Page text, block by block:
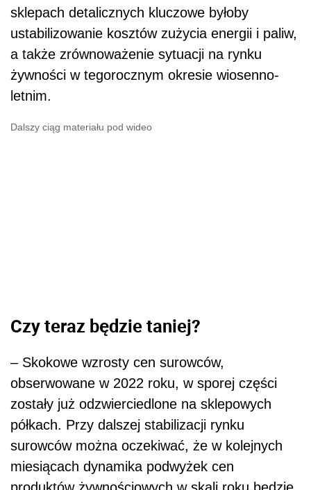
sklepach detalicznych kluczowe byłoby
ustabilizowanie kosztów zużycia energii i paliw,
a także zrównoważenie sytuacji na rynku
żywności w tegorocznym okresie wiosenno-
letnim.
Dalszy ciąg materiału pod wideo
Czy teraz będzie taniej?
– Skokowe wzrosty cen surowców,
obserwowane w 2022 roku, w sporej części
zostały już odzwierciedlone na sklepowych
półkach. Przy dalszej stabilizacji rynku
surowców można oczekiwać, że w kolejnych
miesiącach dynamika podwyżek cen